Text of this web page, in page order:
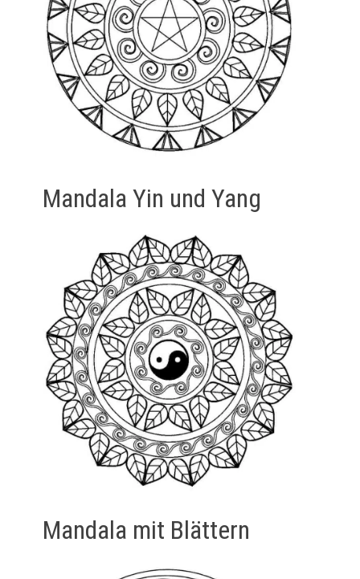
Mandala Yin und Yang
Mandala mit Blättern